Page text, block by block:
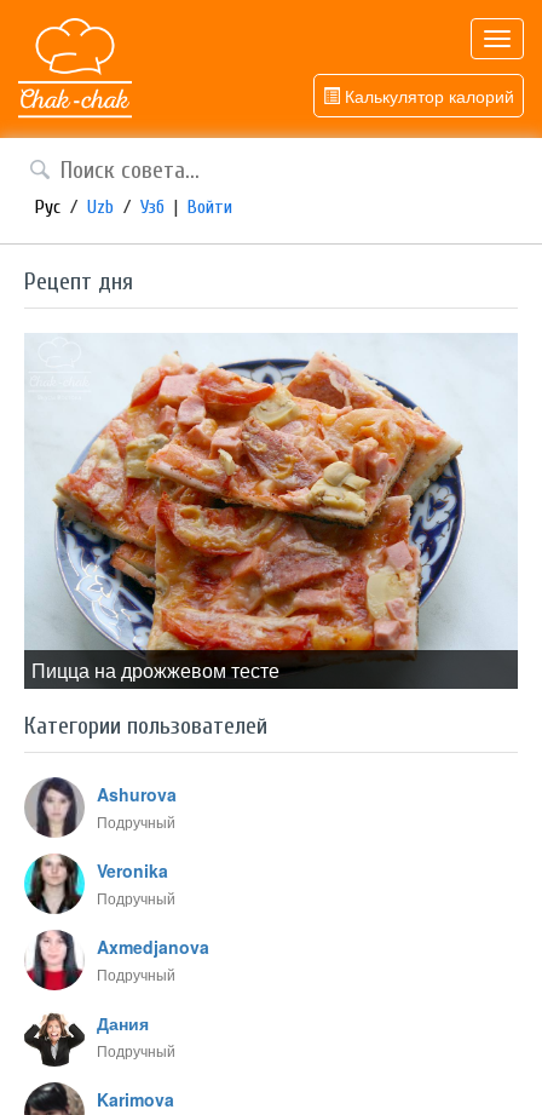
Калькулятор калорий
Рус / Uzb / Узб | Войти
Рецепт дня
Пицца на дрожжевом тесте
Категории пользователей
Ashurova
Подручный
Veronika
Подручный
Axmedjanova
Подручный
Дания
Подручный
Karimova